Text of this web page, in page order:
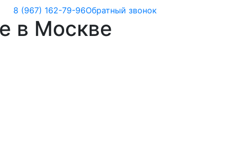
8 (967) 162-79-96Обратный звонок
в Москве